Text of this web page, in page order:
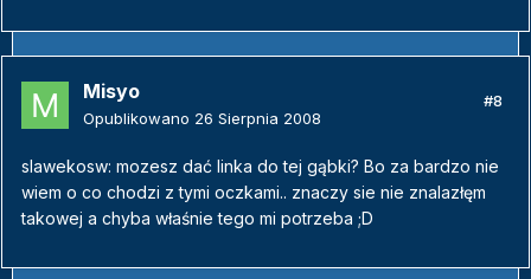
Misyo
Opublikowano 26 Sierpnia 2008
#8
slawekosw: mozesz dać linka do tej gąbki? Bo za bardzo nie
wiem o co chodzi z tymi oczkami.. znaczy sie nie znalazłęm
takowej a chyba właśnie tego mi potrzeba ;D